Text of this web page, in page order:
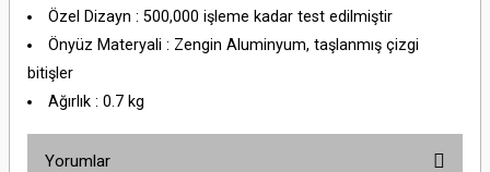
Özel Dizayn : 500,000 işleme kadar test edilmiştir
Önyüz Materyali : Zengin Aluminyum, taşlanmış çizgi
bitişler
Ağırlık : 0.7 kg
Yorumlar